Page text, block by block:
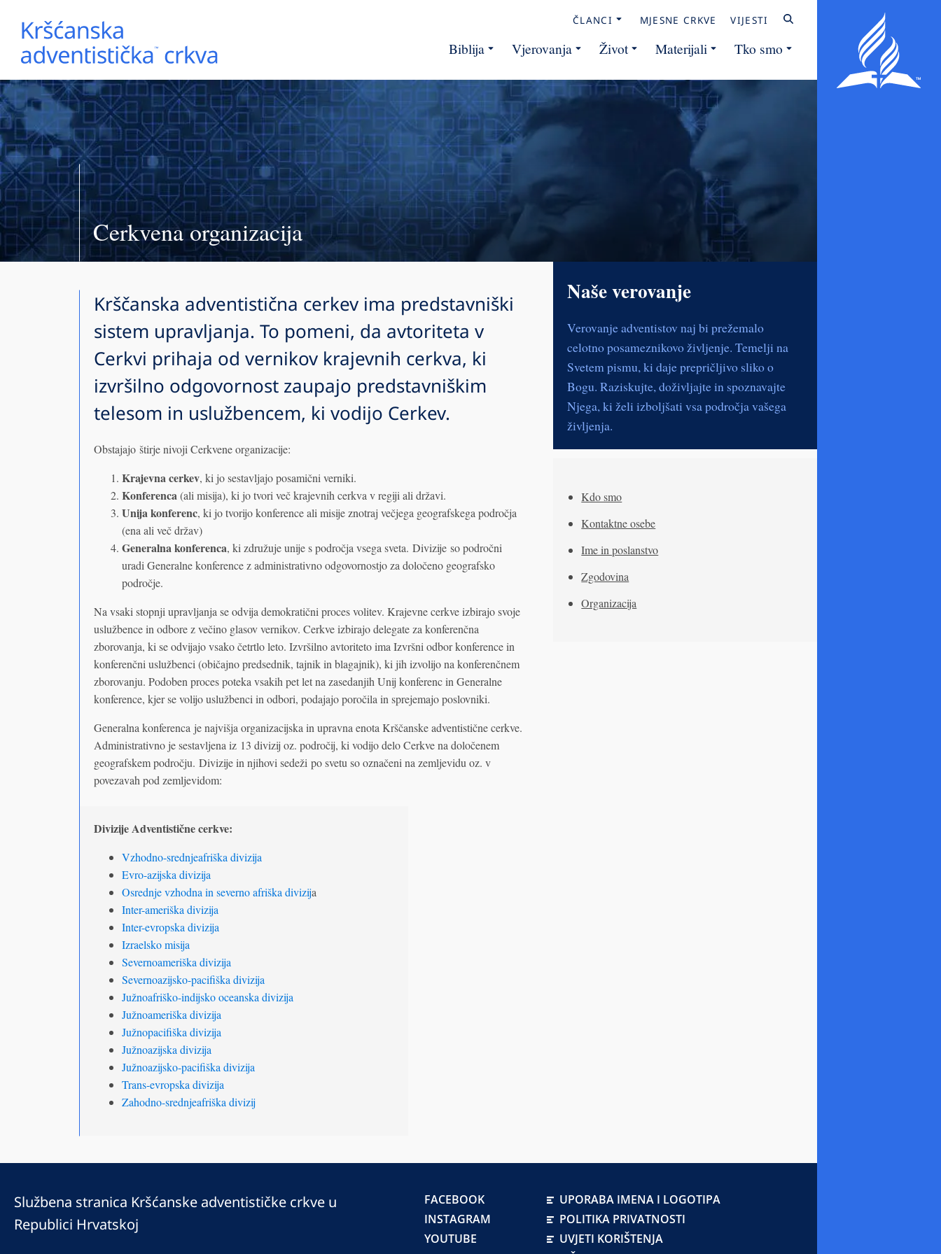
ČLANCI MJESNE CRKVE VIJESTI
Biblija Vjerovanja Život Materijali Tko smo
Cerkvena organizacija
Krščanska adventistična cerkev ima predstavniški
sistem upravljanja. To pomeni, da avtoriteta v
Cerkvi prihaja od vernikov krajevnih cerkva, ki
izvršilno odgovornost zaupajo predstavniškim
telesom in uslužbencem, ki vodijo Cerkev.
Obstajajo štirje nivoji Cerkvene organizacije:
Krajevna cerkev, ki jo sestavljajo posamični verniki.
Konferenca(ali misija), ki jo tvori več krajevnih cerkva v regiji ali državi.
Unija konferenc, ki jo tvorijo konference ali misije znotraj večjega geografskega področja
(ena ali več držav)
Generalna konferenca, ki združuje unije s področja vsega sveta. Divizije so področni
uradi Generalne konference z administrativno odgovornostjo za določeno geografsko
področje.
Na vsaki stopnji upravljanja se odvija demokratični proces volitev. Krajevne cerkve izbirajo svoje
uslužbence in odbore z večino glasov vernikov. Cerkve izbirajo delegate za konferenčna
zborovanja, ki se odvijajo vsako četrtlo leto. Izvršilno avtoriteto ima Izvršni odbor konference in
konferenčni uslužbenci (običajno predsednik, tajnik in blagajnik), ki jih izvolijo na konferenčnem
zborovanju. Podoben proces poteka vsakih pet let na zasedanjih Unij konferenc in Generalne
konference, kjer se volijo uslužbenci in odbori, podajajo poročila in sprejemajo poslovniki.
Generalna konferenca je najvišja organizacijska in upravna enota Krščanske adventistične cerkve.
Administrativno je sestavljena iz 13 divizij oz. področij, ki vodijo delo Cerkve na določenem
geografskem področju. Divizije in njihovi sedeži po svetu so označeni na zemljevidu oz. v
povezavah pod zemljevidom:
Divizije Adventistične cerkve:
Vzhodno-srednjeafriška divizija
Evro-azijska divizija
Osrednje vzhodna in severno afriška divizija
Inter-ameriška divizija
Inter-evropska divizija
Izraelsko misija
Severnoameriška divizija
Severnoazijsko-pacifiška divizija
Južnoafriško-indijsko oceanska divizija
Južnoameriška divizija
Južnopacifiška divizija
Južnoazijska divizija
Južnoazijsko-pacifiška divizija
Trans-evropska divizija
Zahodno-srednjeafriška divizij
Naše verovanje
Verovanje adventistov naj bi prežemalo
celotno posameznikovo življenje. Temelji na
Svetem pismu, ki daje prepričljivo sliko o
Bogu. Raziskujte, doživljajte in spoznavajte
Njega, ki želi izboljšati vsa področja vašega
življenja.
Kdo smo
Kontaktne osebe
Ime in poslanstvo
Zgodovina
Organizacija
Službena stranica Kršćanske adventističke crkve u
Republici Hrvatskoj
FACEBOOK
INSTAGRAM
YOUTUBE
UPORABA IMENA I LOGOTIPA
POLITIKA PRIVATNOSTI
UVJETI KORIŠTENJA